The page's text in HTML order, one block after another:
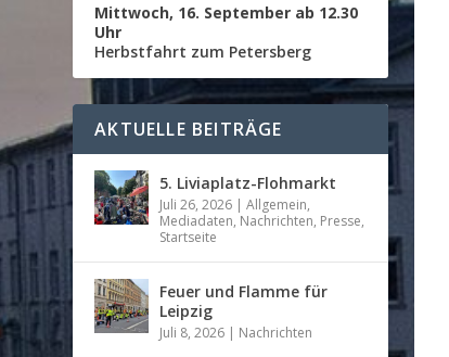
Mittwoch, 16. September ab 12.30
Uhr
Herbstfahrt zum Petersberg
AKTUELLE BEITRÄGE
5. Liviaplatz-Flohmarkt
Juli 26, 2026 |Allgemein,
Mediadaten, Nachrichten, Presse,
Startseite
Feuer und Flamme für
Leipzig
Juli 8, 2026 | Nachrichten